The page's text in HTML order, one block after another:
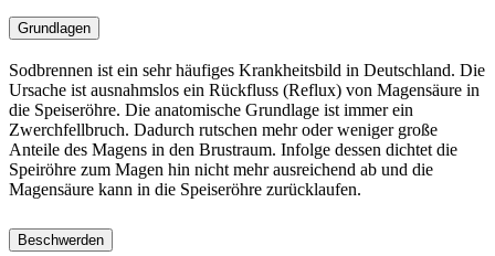
Grundlagen
Sodbrennen ist ein sehr häufiges Krankheitsbild in Deutschland. Die
Ursache ist ausnahmslos ein Rückfluss (Reflux) von Magensäure in
die Speiseröhre. Die anatomische Grundlage ist immer ein
Zwerchfellbruch. Dadurch rutschen mehr oder weniger große
Anteile des Magens in den Brustraum. Infolge dessen dichtet die
Speiröhre zum Magen hin nicht mehr ausreichend ab und die
Magensäure kann in die Speiseröhre zurücklaufen.
Beschwerden